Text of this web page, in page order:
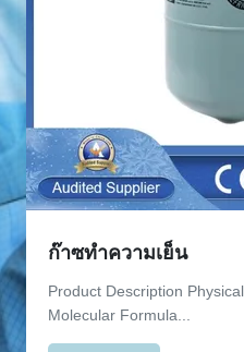
ก๊าซทำความเย็น
Product Description
Molecular Formula...